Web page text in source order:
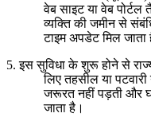
वेब साइट या वेब पोर्टल
व्यक्ति की जमीन से
टाइम अपडेट मिल जाता
5.इस सुविधा के शुरू होने से
लिए तहसील या पटवारी
जरूरत नहीं पड़ती और
जाता है।